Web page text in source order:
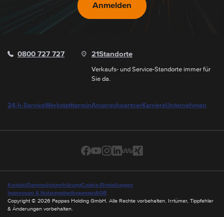
Anmelden
0800 727 727 21 Standorte
Verkaufs- und Service-Standorte immer für
Sie da.
24-h-ServiceWerkstattterminAnsprechpartnerKarriereUnternehmen
KontaktDatenschutzerklärungCookie-Einstellungen
Impressum & NutzungsbedingungenAGB
Copyright © 2026 Pappas Holding GmbH. Alle Rechte vorbehalten. Irrtümer, Tippfehler
& Änderungen vorbehalten.